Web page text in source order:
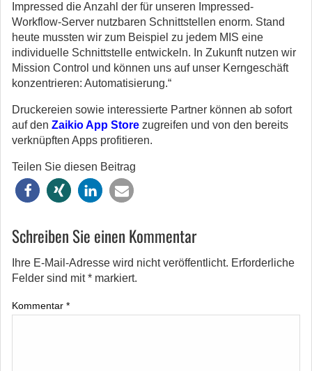
Impressed die Anzahl der für unseren Impressed-
Workflow-Server nutzbaren Schnittstellen enorm. Stand
heute mussten wir zum Beispiel zu jedem MIS eine
individuelle Schnittstelle entwickeln. In Zukunft nutzen wir
Mission Control und können uns auf unser Kerngeschäft
konzentrieren: Automatisierung.“
Druckereien sowie interessierte Partner können ab sofort
auf den Zaikio App Store zugreifen und von den bereits
verknüpften Apps profitieren.
Teilen Sie diesen Beitrag
Schreiben Sie einen Kommentar
Ihre E-Mail-Adresse wird nicht veröffentlicht. Erforderliche
Felder sind mit* markiert.
Kommentar *